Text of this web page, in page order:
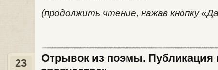
(продолжить чтение, нажав кнопку
Отрывок из поэмы. Публикация
23